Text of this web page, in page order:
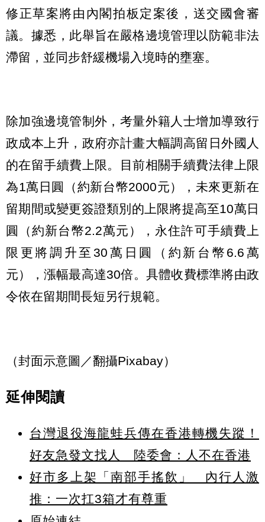
修正草案將由內閣拍板定案後，送交國會審
議。據悉，此舉旨在嚴格邊境管理以防範非法
滯留，並同步舒緩機場入境時的壅塞。
除加強邊境管制外，考量外籍人士增加導致行
政成本上升，政府亦計畫大幅調高留日外國人
的在留手續費上限。目前相關手續費法律上限
為1萬日圓（約新台幣2000元），未來更新在
留期間或變更簽證類別的上限將提高至10萬日
圓（約新台幣2.2萬元），永住許可手續費上
限更將調升至30萬日圓（約新台幣6.6萬
元），漲幅最高達30倍。具體收費標準將由政
令依在留期間長短另行規範。
（封面示意圖／翻攝Pixabay）
延伸閱讀
台灣退役海龍蛙兵傳在香港轉機失蹤！
好友急發文找人 陸委會：人不在香港
好市多上架「南部手搖飲」 內行人激
推：一次扛3箱才有尊重